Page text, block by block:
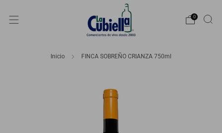
0
Inicio FINCA SOBREÑO CRIANZA 750ml